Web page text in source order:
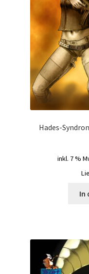
Hades-
inkl. 7 %
In